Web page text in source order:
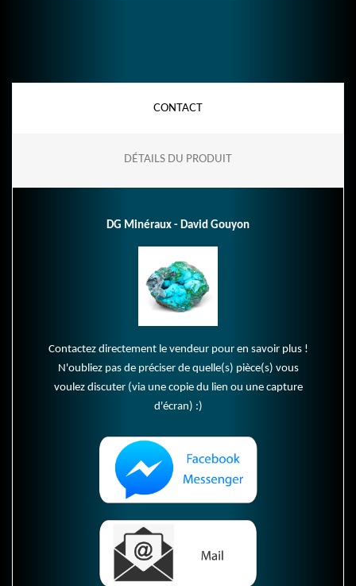
CONTACT
DÉTAILS DU PRODUIT
DG Minéraux - David Gouyon
Contactez directement le vendeur pour en savoir plus !
N'oubliez pas de préciser de quelle(s) pièce(s) vous
voulez discuter (via une copie du lien ou une capture
d'écran) :)